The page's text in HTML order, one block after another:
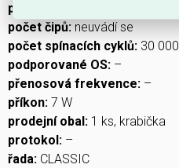
patice (uchycení žárovky):
počet čipů: neuvádí se
počet spínacích cyklů: 30 000
podporované OS: –
přenosová frekvence: –
příkon: 7 W
prodejní obal: 1 ks, krabička
protokol: –
řada: CLASSIC